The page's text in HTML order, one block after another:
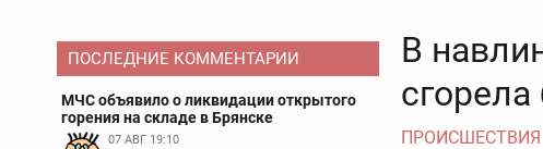
ПОСЛЕДНИЕ КОММЕНТАРИИ
МЧС объявило о ликвидации открытого
горения на складе в Брянске
07 АВГ 19:10
В
сгорела
ПРОИСШЕСТВИЯ